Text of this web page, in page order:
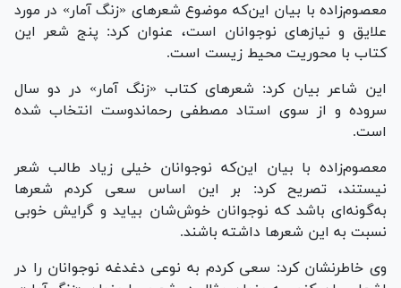
معصوم‌زاده با بیان این‌که موضوع شعر‌های «زنگ آمار» در مورد
علایق و نیاز‌های نوجوانان است، عنوان کرد: پنج شعر این
کتاب با محوریت محیط زیست است.
این شاعر بیان کرد: شعر‌های کتاب «زنگ آمار» در دو سال
سروده و از سوی استاد مصطفی رحماندوست انتخاب شده
است.
معصوم‌زاده با بیان این‌که نوجوانان خیلی زیاد طالب شعر
نیستند، تصریح کرد: بر این اساس سعی کردم شعر‌ها
به‌گونه‌ای باشد که نوجوانان خوش‌شان بیاید و گرایش خوبی
نسبت به این شعر‌ها داشته باشند.
وی خاطرنشان کرد: سعی کردم به نوعی دغدغه نوجوانان را در